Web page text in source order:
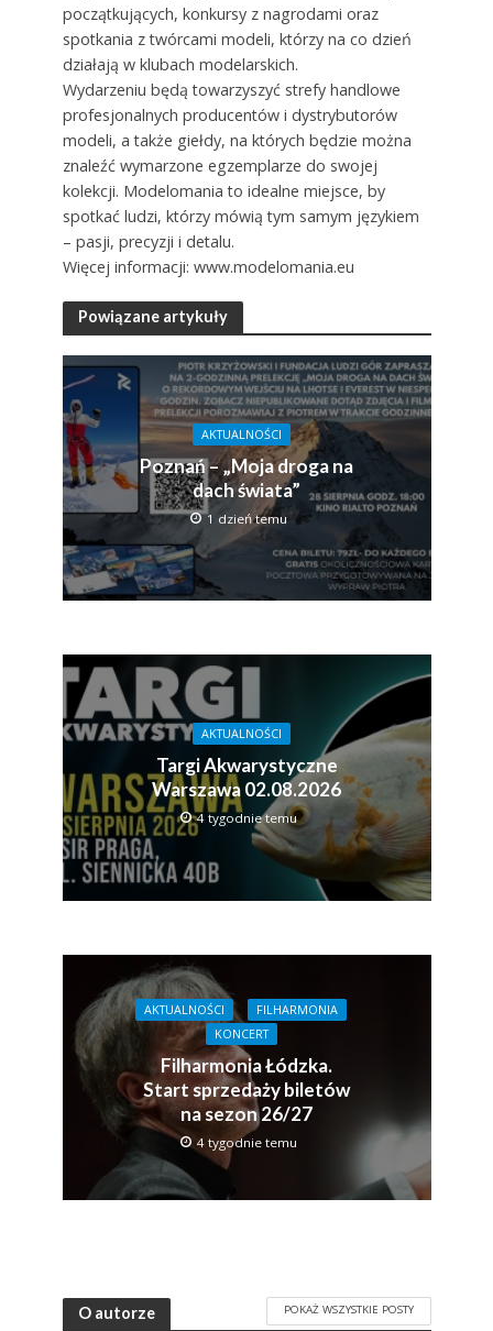
początkujących, konkursy z nagrodami oraz
spotkania z twórcami modeli, którzy na co dzień
działają w klubach modelarskich.
Wydarzeniu będą towarzyszyć strefy handlowe
profesjonalnych producentów i dystrybutorów
modeli, a także giełdy, na których będzie można
znaleźć wymarzone egzemplarze do swojej
kolekcji. Modelomania to idealne miejsce, by
spotkać ludzi, którzy mówią tym samym językiem
– pasji, precyzji i detalu.
Więcej informacji: www.modelomania.eu
Powiązane artykuły
AKTUALNOŚCI
Poznań – „Moja droga na
dach świata”
1 dzień temu
AKTUALNOŚCI
Targi Akwarystyczne
Warszawa 02.08.2026
4 tygodnie temu
AKTUALNOŚCI
FILHARMONIA
KONCERT
Filharmonia Łódzka.
Start sprzedaży biletów
na sezon 26/27
4 tygodnie temu
O autorze POKAŻ WSZYSTKIE POSTY